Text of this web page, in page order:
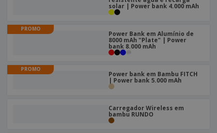
solar | Power bank 4.000 mAh
PROMO
Power Bank em Alumínio de
8000 mAh "Plate" | Power
bank 8.000 mAh
PROMO
Power bank em Bambu FITCH
| Power bank 5.000 mAh
Carregador Wireless em
bambu RUNDO